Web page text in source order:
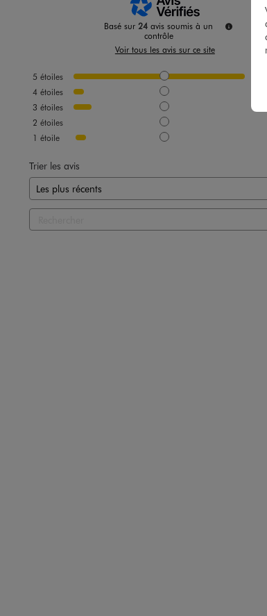
Basé sur 24 avis soumis à un
contrôle
Voir tous les avis sur ce site
5 étoiles
4 étoiles
3 étoiles
2 étoiles
1 étoile
Trier les avis